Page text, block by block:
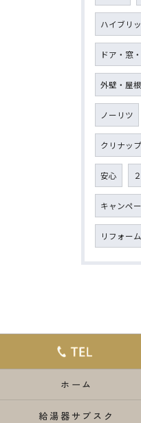
ハイブリ
ドア・窓
外壁・屋根
ノーリツ
クリナップ
安心
キャンペ
リフォーム
ホーム
給湯器サブスク